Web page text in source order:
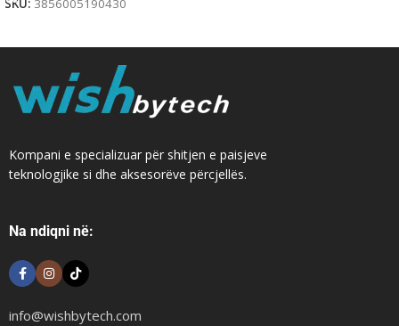
SKU: 3856005190430
Kompani e specializuar për shitjen e paisjeve
teknologjike si dhe aksesorëve përcjellës.
Na ndiqni në:
info@wishbytech.com